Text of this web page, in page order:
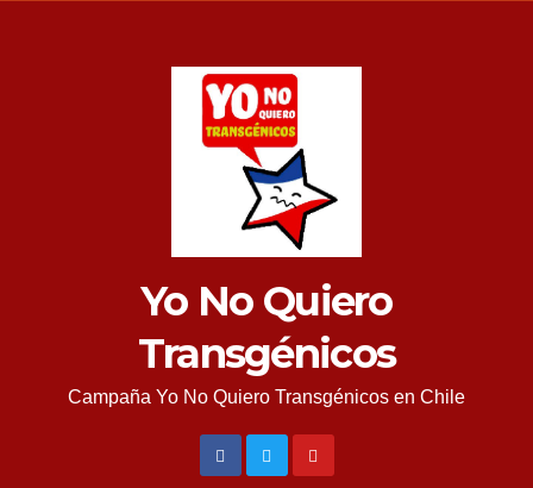
Yo No Quiero
Transgénicos
Campaña Yo No Quiero Transgénicos en Chile